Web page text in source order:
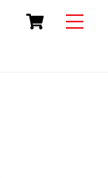
Cart